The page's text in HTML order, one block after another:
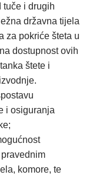
tuče i drugih
državna tijela
za pokriće šteta u
dostupnost ovih
štete i
i osiguranja
komore, te